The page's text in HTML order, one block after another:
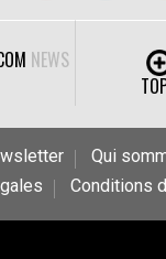
NEWS
TOP
Qui
Conditions